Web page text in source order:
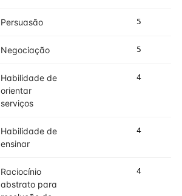
Persuasão 5
Negociação 5
Habilidade de
orientar
serviços
4
Habilidade de
ensinar
4
Raciocínio
abstrato para
4